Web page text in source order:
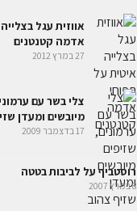
אווזית עגל
אדמה קטנטנים
27 במרץ 2012
צלי בשר עם
מיובשים ומעדן
17 בדצמבר 2009
רוסטביף על לביבות בטטה
8 במרץ 2007